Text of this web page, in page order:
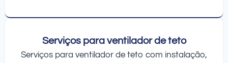
Serviços para ventilador de teto
Serviços para ventilador de teto com instalação,